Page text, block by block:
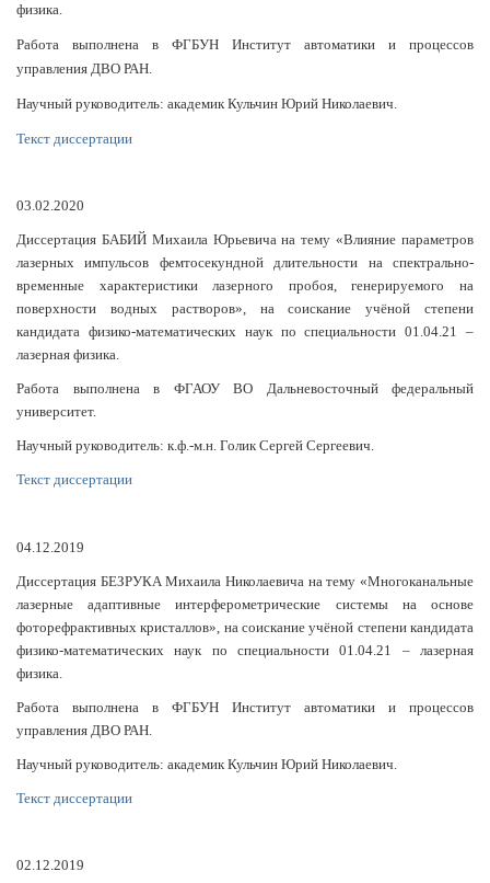
физика.
Работа выполнена в ФГБУН Институт автоматики и процессов
управления ДВО РАН.
Научный руководитель: академик Кульчин Юрий Николаевич.
Текст диссертации
03.02.2020
Диссертация БАБИЙ Михаила Юрьевича на тему «Влияние параметров
лазерных импульсов фемтосекундной длительности на спектрально-
временные характеристики лазерного пробоя, генерируемого на
поверхности водных растворов», на соискание учёной степени
кандидата физико-математических наук по специальности 01.04.21 –
лазерная физика.
Работа выполнена в ФГАОУ ВО Дальневосточный федеральный
университет.
Научный руководитель: к.ф.-м.н. Голик Сергей Cергеевич.
Текст диссертации
04.12.2019
Диссертация БЕЗРУКА Михаила Николаевича на тему «Многоканальные
лазерные адаптивные интерферометрические системы на основе
фоторефрактивных кристаллов», на соискание учёной степени кандидата
физико-математических наук по специальности 01.04.21 – лазерная
физика.
Работа выполнена в ФГБУН Институт автоматики и процессов
управления ДВО РАН.
Научный руководитель: академик Кульчин Юрий Николаевич.
Текст диссертации
02.12.2019